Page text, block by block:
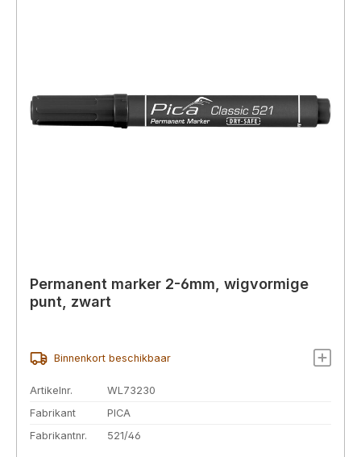
Permanent marker 2-6mm, wigvormige
punt, zwart
Binnenkort beschikbaar
Artikelnr.
WL73230
Fabrikant
PICA
Fabrikantnr.
521/46